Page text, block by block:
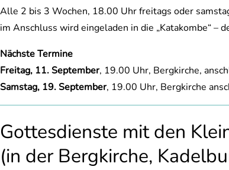
Alle 2 bis 3 Wochen, 18.00 Uhr freitags oder
im Anschluss wird eingeladen in die „Katakombe“ –
Nächste Termine
Freitag, 11. September, 19.00 Uhr, Bergkirche,
Samstag, 19. September, 19.00 Uhr, Bergkirche
Gottesdienste mit den
(in der Bergkirche,